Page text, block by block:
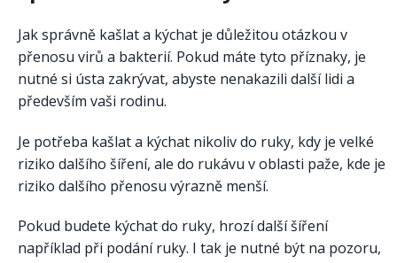
Jak správně kašlat a kýchat je důležitou otázkou v
přenosu virů a bakterií. Pokud máte tyto příznaky, je
nutné si ústa zakrývat, abyste nenakazili další lidi a
především vaši rodinu.
Je potřeba kašlat a kýchat nikoliv do ruky, kdy je velké
riziko dalšího šíření, ale do rukávu v oblasti paže, kde je
riziko dalšího přenosu výrazně menší.
Pokud budete kýchat do ruky, hrozí další šíření
například při podání ruky. I tak je nutné být na pozoru,